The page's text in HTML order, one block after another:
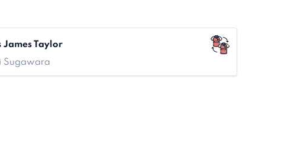
James Taylor
Sugawara